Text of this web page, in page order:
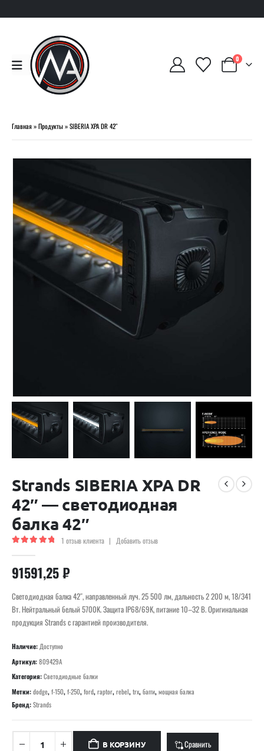
0
Главная»Продукты»SIBERIA XPA DR 42″
Strands SIBERIA XPA DR
42″ — светодиодная
балка 42″
1 отзыв клиента | Добавить отзыв
91591,25₽
Светодиодная балка 42″, направленный луч. 25 500 лм, дальность 2 200 м, 18/341
Вт. Нейтральный белый 5700K. Защита IP68/69K, питание 10–32 В. Оригинальная
продукция Strands с гарантией производителя.
Наличие: Доступно
Артикул:809429A
Категория:Светодиодные балки
Метки:dodge,f-150,f-250,ford,raptor,rebel,trx,багги,мощная балка
Бренд:Strands
В КОРЗИНУ Сравнить